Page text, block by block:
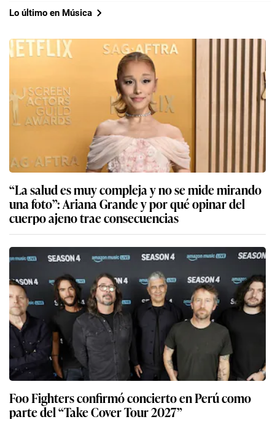
Lo último en Música
“La salud es muy compleja y no se mide mirando
una foto”: Ariana Grande y por qué opinar del
cuerpo ajeno trae consecuencias
Foo Fighters confirmó concierto en Perú como
parte del “Take Cover Tour 2027”